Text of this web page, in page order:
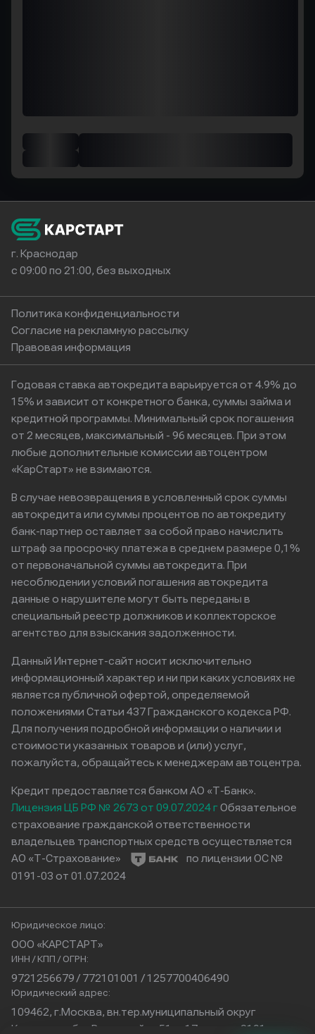
г. Краснодар
с 09:00 по 21:00, без выходных
Политика конфиденциальности
Согласие на рекламную рассылку
Правовая информация
Годовая ставка автокредита варьируется от 4.9% до
15% и зависит от конкретного банка, суммы займа и
кредитной программы. Минимальный срок погашения
от 2 месяцев, максимальный - 96 месяцев. При этом
любые дополнительные комиссии автоцентром
«КарСтарт» не взимаются.
В случае невозвращения в условленный срок суммы
автокредита или суммы процентов по автокредиту
банк-партнер оставляет за собой право начислить
штраф за просрочку платежа в среднем размере 0,1%
от первоначальной суммы автокредита. При
несоблюдении условий погашения автокредита
данные о нарушителе могут быть переданы в
специальный реестр должников и коллекторское
агентство для взыскания задолженности.
Данный Интернет-сайт носит исключительно
информационный характер и ни при каких условиях не
является публичной офертой, определяемой
положениями Статьи 437 Гражданского кодекса РФ.
Для получения подробной информации о наличии и
стоимости указанных товаров и (или) услуг,
пожалуйста, обращайтесь к менеджерам автоцентра.
Кредит предоставляется банком АО «Т-Банк».
Лицензия ЦБ РФ № 2673 от 09.07.2024 гОбязательное
страхование гражданской ответственности
владельцев транспортных средств осуществляется
АО «Т-Страхование»
по лицензии ОС №
0191-03 от 01.07.2024
Юридическое лицо:
ООО «КАРСТАРТ»
ИНН / КПП / ОГРН:
9721256679 / 772101001 / 1257700406490
Юридический адрес:
109462, г.Москва, вн.тер.муниципальный округ
Кузьминки, б-р Волжский, д.51, с.17, помещ.2101